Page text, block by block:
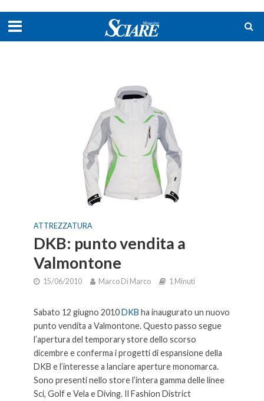
ATTREZZATURA
DKB: punto vendita a
Valmontone
15/06/2010 Marco Di Marco 1 Minuti
Sabato 12 giugno 2010DKB ha inaugurato un nuovo
punto vendita a Valmontone. Questo passo segue
l’apertura del temporary store dello scorso
dicembre e conferma i progetti di espansione della
DKB e l’interesse a lanciare aperture monomarca.
Sono presenti nello store l’intera gamma delle linee
Sci, Golf e Vela e Diving. Il Fashion District